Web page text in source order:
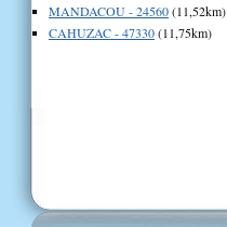
MANDACOU - 24560(11,52km)
CAHUZAC - 47330(11,75km)